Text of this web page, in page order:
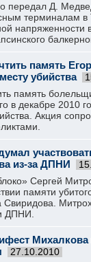
передал Д.
терминалам
напряженности
память
убийства
память
в декабре 2010
Акция
из-за ДПНИ
Сергей
памяти
Свиридова.
ДПНИ.
Михалкова
27.10.2010